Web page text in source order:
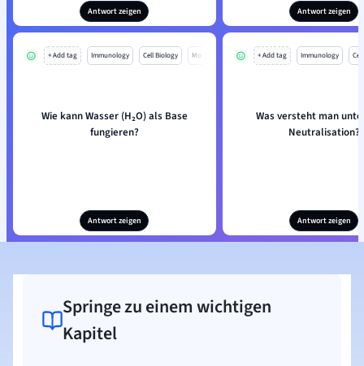
Antwort zeigen Antwort zeigen
+ Add tag Immunology Cell Biology Mo
Wie kann Wasser (H₂O) als Base
fungieren?
Antwort zeigen
+ Add tag Immunology
Was versteht man
Neutralisation?
Antwort zeigen
Springe zu einem wichtigen
Kapitel